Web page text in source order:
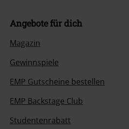
Angebote für dich
Magazin
Gewinnspiele
EMP Gutscheine bestellen
EMP Backstage Club
Studentenrabatt